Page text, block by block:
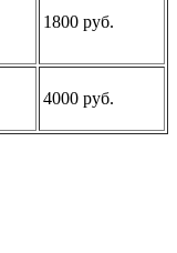
1800 руб.
4000 руб.